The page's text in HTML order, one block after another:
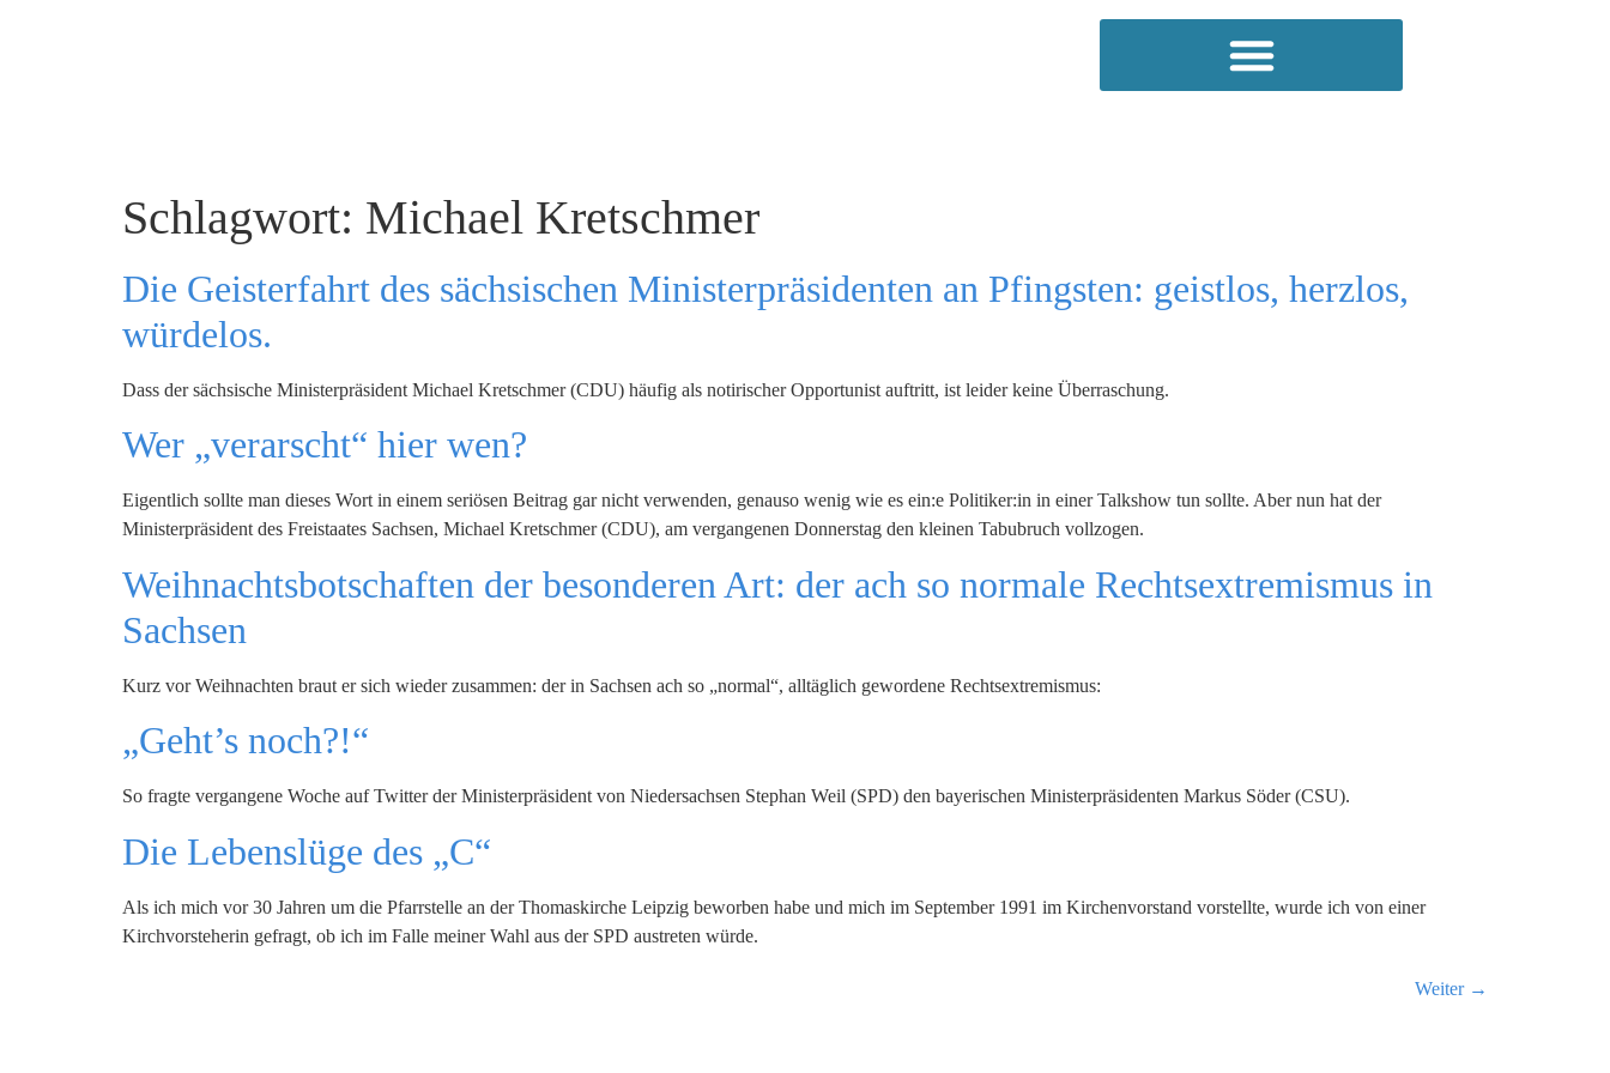
Schlagwort: Michael Kretschmer
Die Geisterfahrt des sächsischen Ministerpräsidenten an Pfingsten: geistlos, herzlos,
würdelos.
Dass der sächsische Ministerpräsident Michael Kretschmer (CDU) häufig als notirischer Opportunist auftritt, ist leider keine Überraschung.
Wer „verarscht“ hier wen?
Eigentlich sollte man dieses Wort in einem seriösen Beitrag gar nicht verwenden, genauso wenig wie es ein:e Politiker:in in einer Talkshow tun sollte. Aber nun hat der
Ministerpräsident des Freistaates Sachsen, Michael Kretschmer (CDU), am vergangenen Donnerstag den kleinen Tabubruch vollzogen.
Weihnachtsbotschaften der besonderen Art: der ach so normale Rechtsextremismus in
Sachsen
Kurz vor Weihnachten braut er sich wieder zusammen: der in Sachsen ach so „normal“, alltäglich gewordene Rechtsextremismus:
„Geht’s noch?!“
So fragte vergangene Woche auf Twitter der Ministerpräsident von Niedersachsen Stephan Weil (SPD) den bayerischen Ministerpräsidenten Markus Söder (CSU).
Die Lebenslüge des „C“
Als ich mich vor 30 Jahren um die Pfarrstelle an der Thomaskirche Leipzig beworben habe und mich im September 1991 im Kirchenvorstand vorstellte, wurde ich von einer
Kirchvorsteherin gefragt, ob ich im Falle meiner Wahl aus der SPD austreten würde.
Weiter →